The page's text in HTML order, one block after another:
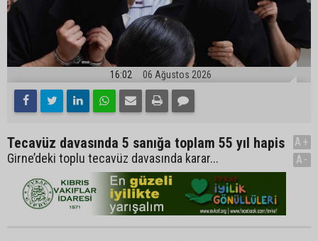
16:02 06 Ağustos 2026
Tecavüz davasında 5 sanığa toplam 55 yıl hapis
Girne’deki toplu tecavüz davasında karar...
A+
A-